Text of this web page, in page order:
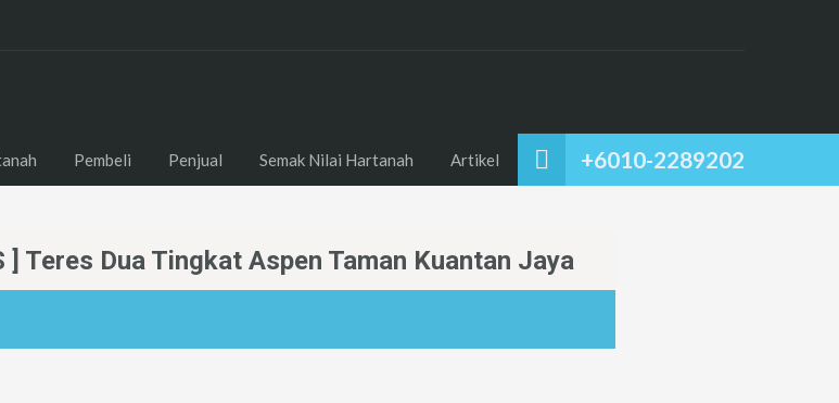
+6010-2289202
Pembeli Penjual Semak Nilai Hartanah Artikel
] Teres Dua Tingkat Aspen Taman Kuantan Jaya